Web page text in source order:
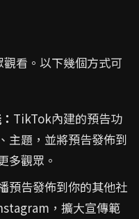
看。以下幾個方式可
TikTok內建的預告功
主題，並將預告發佈到
多觀眾。
預告發佈到你的其他社
，擴大宣傳範